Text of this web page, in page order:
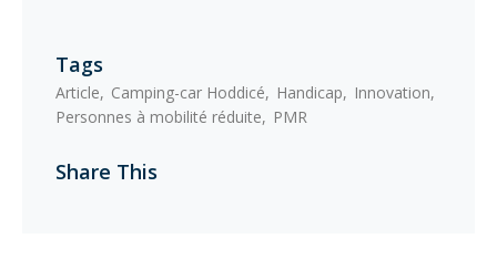
Tags
Article Camping-car Hoddicé Handicap
Innovation
Personnes à mobilité réduite
PMR
Share This